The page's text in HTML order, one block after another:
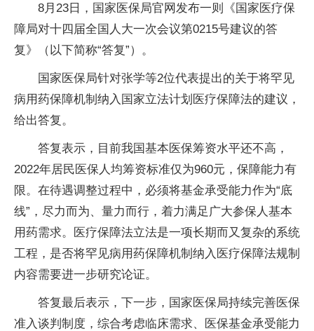
8月23日，国家医保局官网发布一则《国家医疗保
障局对十四届全国人大一次会议第0215号建议的答
复》（以下简称“答复”）。
国家医保局针对张学等2位代表提出的关于将罕见
病用药保障机制纳入国家立法计划医疗保障法的建议，
给出答复。
答复表示，目前我国基本医保筹资水平还不高，
2022年居民医保人均筹资标准仅为960元，保障能力有
限。在待遇调整过程中，必须将基金承受能力作为“底
线”，尽力而为、量力而行，着力满足广大参保人基本
用药需求。医疗保障法立法是一项长期而又复杂的系统
工程，是否将罕见病用药保障机制纳入医疗保障法规制
内容需要进一步研究论证。
答复最后表示，下一步，国家医保局持续完善医保
准入谈判制度，综合考虑临床需求、医保基金承受能力